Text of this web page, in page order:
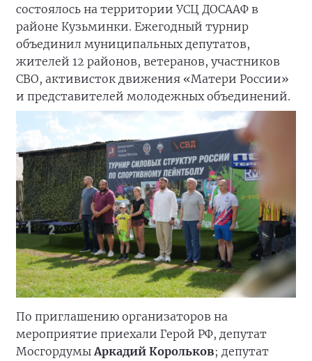
состоялось на территории УСЦ ДОСААФ в
районе Кузьминки. Ежегодный турнир
объединил муниципальных депутатов,
жителей 12 районов, ветеранов, участников
СВО, активисток движения «Матери России»
и представителей молодежных объединений.
По приглашению организаторов на
мероприятие приехали Герой РФ, депутат
МосгордумыАркадий Корольков; депутат